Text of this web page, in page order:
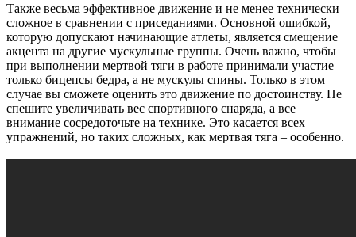
Также весьма эффективное движение и не менее технически
сложное в сравнении с приседаниями. Основной ошибкой,
которую допускают начинающие атлеты, является смещение
акцента на другие мускульные группы. Очень важно, чтобы
при выполнении мертвой тяги в работе принимали участие
только бицепсы бедра, а не мускулы спины. Только в этом
случае вы сможете оценить это движение по достоинству. Не
спешите увеличивать вес спортивного снаряда, а все
внимание сосредоточьте на технике. Это касается всех
упражнений, но таких сложных, как мертвая тяга – особенно.